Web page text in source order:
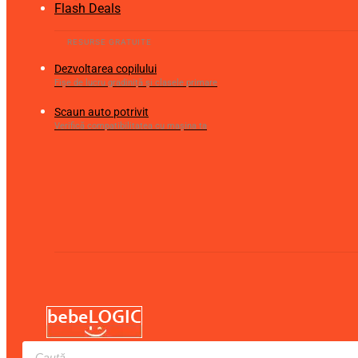
Flash Deals
Dezvoltarea copilului
Fișe de lucru gradiniță și clasele primare
Scaun auto potrivit
Verifică compatibilitatea cu mașina ta
Products